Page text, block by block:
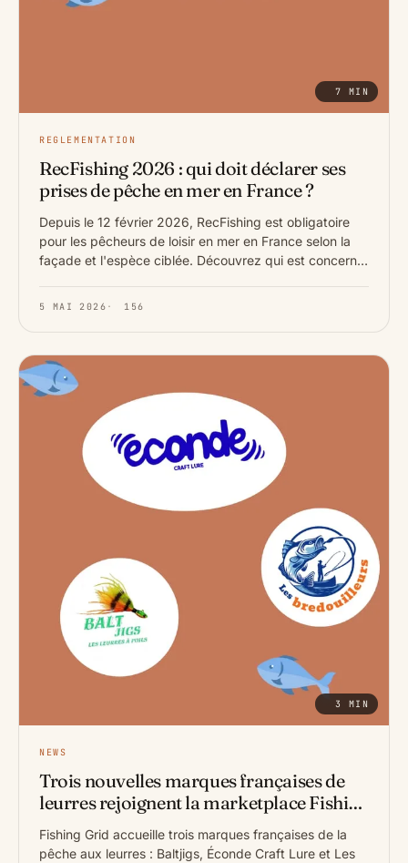
7 MIN
REGLEMENTATION
RecFishing 2026 : qui doit déclarer ses
prises de pêche en mer en France ?
Depuis le 12 février 2026, RecFishing est obligatoire
pour les pêcheurs de loisir en mer en France selon la
façade et l'espèce ciblée. Découvrez qui est concerné,
5 MAI 2026 · 156
3 MIN
NEWS
Trois nouvelles marques françaises de
leurres rejoignent la marketplace Fishing
Grid
Fishing Grid accueille trois marques françaises de la
pêche aux leurres : Baltjigs, Éconde Craft Lure et Les